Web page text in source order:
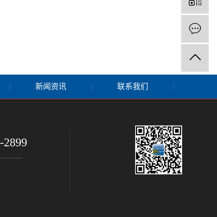
新闻资讯 联系我们
2899